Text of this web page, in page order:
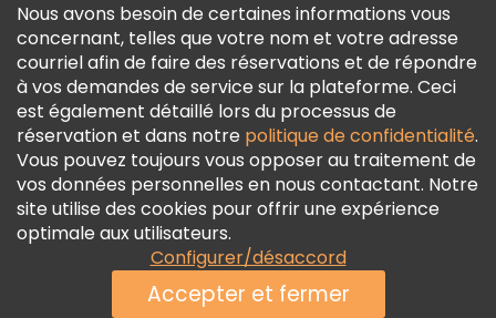
Politique En Matière De Cookies
Freetour Prix
Programme De Fidélité
Nous avons besoin de certaines informations vous
concernant, telles que votre nom et votre adresse
courriel afin de faire des réservations et de répondre
à vos demandes de service sur la plateforme. Ceci
est également détaillé lors du processus de
réservation et dans notre politique de confidentialité.
Vous pouvez toujours vous opposer au traitement de
vos données personnelles en nous contactant. Notre
site utilise des cookies pour offrir une expérience
optimale aux utilisateurs.
Configurer/désaccord
Accepter et fermer